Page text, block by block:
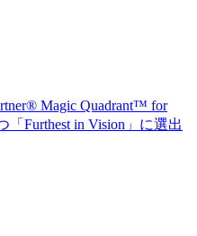
Magic Quadrant™ for
「Furthest in Vision」に選出